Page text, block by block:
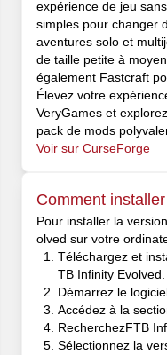
expérience de jeu
simples pour changer
aventures solo et
de taille petite à
également Fastcraft
Élevez votre
VeryGames et
pack de mods
Voir sur CurseForge
Comment
Pour installer la
olved sur votre
Téléchargez et
TB Infinity Evolved.
Démarrez le
Accédez à la
RecherchezFTB
Sélectionnez la